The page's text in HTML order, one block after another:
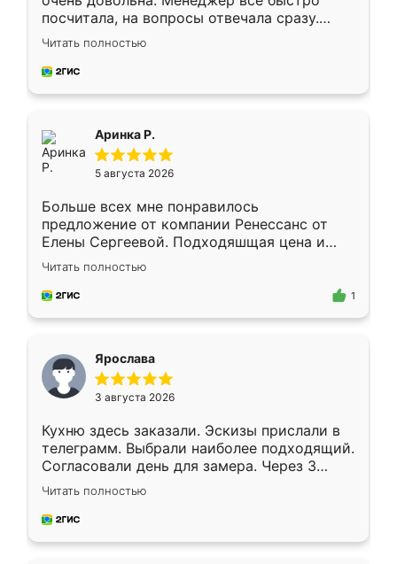
посчитала, на вопросы отвечала сразу.
Замерщик приехал в субботу, подошёл к
делу со всей ответственностью. Собрали
за день, ребята работали аккуратно, даже
Читать полностью
Аринка Р.
5 августа 2026
Больше всех мне понравилось
предложение от компании Ренессанс от
Елены Сергеевой. Подходяшщая цена и
короткие сроки изготовления. Приехавший
для замера сотрудник Владислав
предложил по моему эскизу самый
Читать полностью
1
Ярослава
3 августа 2026
Кухню здесь заказали. Эскизы прислали в
телеграмм. Выбрали наиболее подходящий.
Согласовали день для замера. Через 3
недели кухня была уже готова. Остались
довольны работой. Спасибо Ренессанс
мебель за качественную работу!
Читать полностью